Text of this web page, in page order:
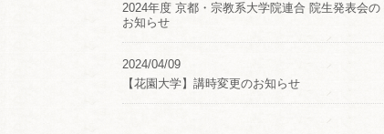
2024年度 京都・宗教系大学院連合 院生発表会の
お知らせ
2024/04/09
【花園大学】講時変更のお知らせ